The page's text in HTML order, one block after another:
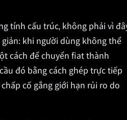
tính cấu trúc, không phải vì
khi người dùng không thể
cách để chuyển fiat thành
đó bằng cách ghép trực tiếp
cố gắng giới hạn rủi ro do